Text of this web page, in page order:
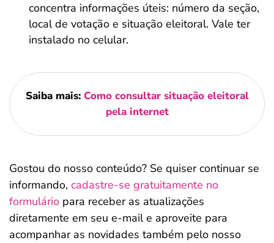
concentra informações úteis: número da seção,
local de votação e situação eleitoral. Vale ter
instalado no celular.
Saiba mais: Como consultar situação eleitoral
pela internet
Gostou do nosso conteúdo? Se quiser continuar se
informando, cadastre-se gratuitamente no
formulário para receber as atualizações
diretamente em seu e-mail e aproveite para
acompanhar as novidades também pelo nosso